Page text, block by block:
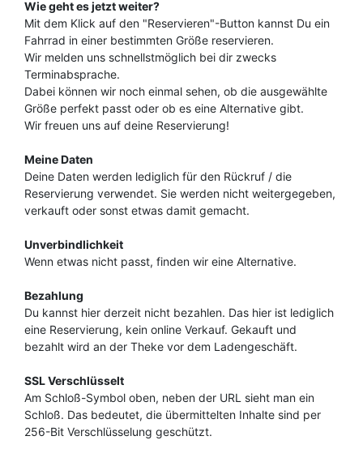
Wie geht es jetzt weiter?
Mit dem Klick auf den "Reservieren"-Button kannst Du ein
Fahrrad in einer bestimmten Größe reservieren.
Wir melden uns schnellstmöglich bei dir zwecks
Terminabsprache.
Dabei können wir noch einmal sehen, ob die ausgewählte
Größe perfekt passt oder ob es eine Alternative gibt.
Wir freuen uns auf deine Reservierung!
Meine Daten
Deine Daten werden lediglich für den Rückruf / die
Reservierung verwendet. Sie werden nicht weitergegeben,
verkauft oder sonst etwas damit gemacht.
Unverbindlichkeit
Wenn etwas nicht passt, finden wir eine Alternative.
Bezahlung
Du kannst hier derzeit nicht bezahlen. Das hier ist lediglich
eine Reservierung, kein online Verkauf. Gekauft und
bezahlt wird an der Theke vor dem Ladengeschäft.
SSL Verschlüsselt
Am Schloß-Symbol oben, neben der URL sieht man ein
Schloß. Das bedeutet, die übermittelten Inhalte sind per
256-Bit Verschlüsselung geschützt.